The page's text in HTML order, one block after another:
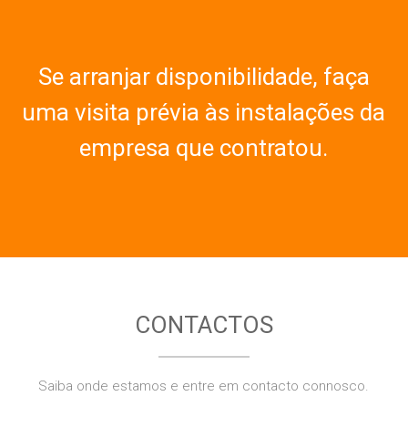
Se arranjar disponibilidade, faça
uma visita prévia às instalações da
empresa que contratou.
CONTACTOS
Saiba onde estamos e entre em contacto connosco.